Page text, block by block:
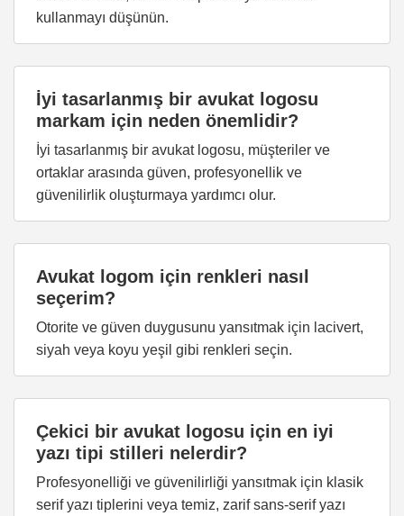
kullanmayı düşünün.
İyi tasarlanmış bir avukat logosu
markam için neden önemlidir?
İyi tasarlanmış bir avukat logosu, müşteriler ve
ortaklar arasında güven, profesyonellik ve
güvenilirlik oluşturmaya yardımcı olur.
Avukat logom için renkleri nasıl
seçerim?
Otorite ve güven duygusunu yansıtmak için lacivert,
siyah veya koyu yeşil gibi renkleri seçin.
Çekici bir avukat logosu için en iyi
yazı tipi stilleri nelerdir?
Profesyonelliği ve güvenilirliği yansıtmak için klasik
serif yazı tiplerini veya temiz, zarif sans-serif yazı